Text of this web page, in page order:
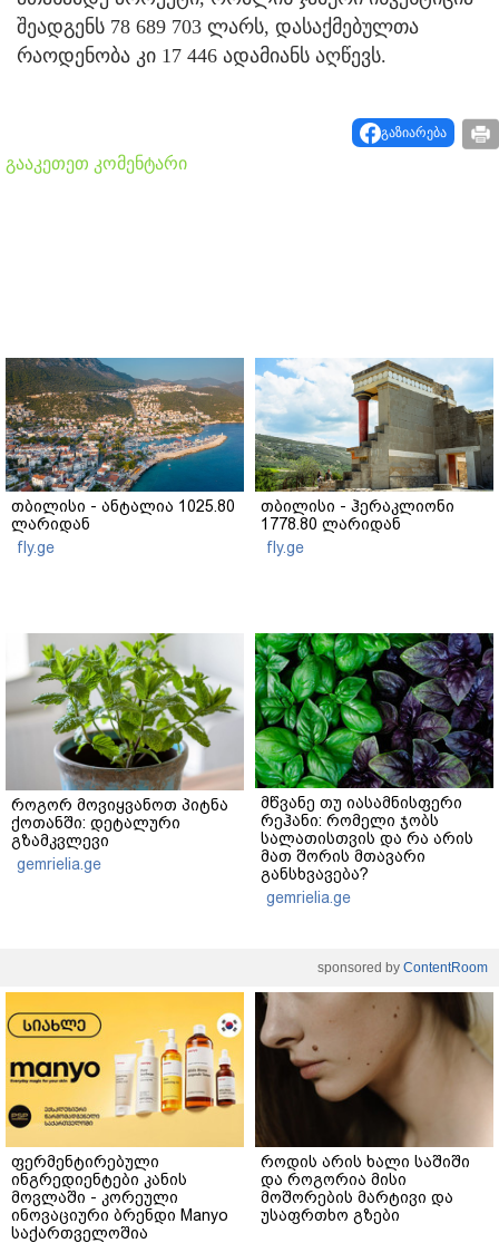
შეადგენს 78 689 703 ლარს, დასაქმებულთა
რაოდენობა კი 17 446 ადამიანს აღწევს.
გაზიარება
გააკეთეთ კომენტარი
თბილისი - ანტალია 1025.80
ლარიდან
fly.ge
თბილისი - ჰერაკლიონი
1778.80 ლარიდან
fly.ge
როგორ მოვიყვანოთ პიტნა
ქოთანში: დეტალური
გზამკვლევი
gemrielia.ge
მწვანე თუ იასამნისფერი
რეჰანი: რომელი ჯობს
სალათისთვის და რა არის
მათ შორის მთავარი
განსხვავება?
gemrielia.ge
sponsored by ContentRoom
ფერმენტირებული
ინგრედიენტები კანის
მოვლაში - კორეული
ინოვაციური ბრენდი Manyo
საქართველოშია
როდის არის ხალი საშიში
და როგორია მისი
მოშორების მარტივი და
უსაფრთხო გზები